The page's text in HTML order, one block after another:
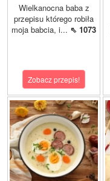
Wielkanocna baba z
przepisu którego robiła
moja babcia, i... ⇖ 1073
Zobacz przepis!